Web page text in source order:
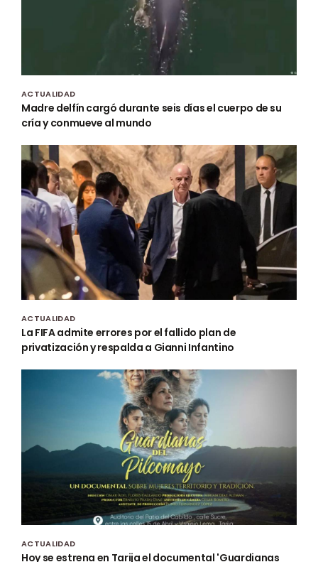
ACTUALIDAD
Madre delfín cargó durante seis días el cuerpo de su
cría y conmueve al mundo
ACTUALIDAD
La FIFA admite errores por el fallido plan de
privatización y respalda a Gianni Infantino
ACTUALIDAD
Hoy se estrena en Tarija el documental 'Guardianas